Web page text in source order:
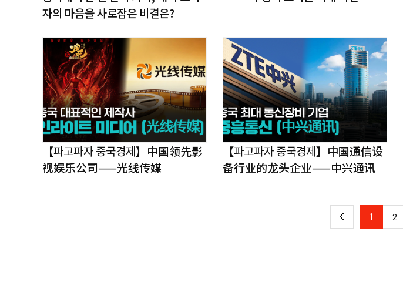
자의 마음을 사로잡은 비결은?
【파고파자 중국경제】中国领先影
视娱乐公司——光线传媒
【파고파자 중국경제】中国通信设
备行业的龙头企业——中兴通讯
上
页
1 2